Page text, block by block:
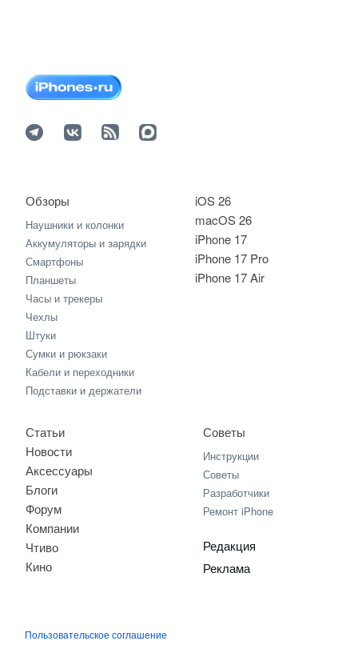
iOS 26
macOS 26
iPhone 17
iPhone 17 Pro
iPhone 17 Air
Обзоры
Наушники и колонки
Аккумуляторы и зарядки
Смартфоны
Планшеты
Часы и трекеры
Чехлы
Штуки
Сумки и рюкзаки
Кабели и переходники
Подставки и держатели
Статьи
Новости
Аксессуары
Блоги
Форум
Компании
Чтиво
Кино
Советы
Инструкции
Советы
Разработчики
Ремонт iPhone
Редакция
Реклама
Пользовательское соглашение